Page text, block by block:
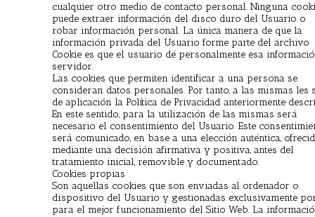
cualquier otro medio de contacto personal. Ninguna
puede extraer información del disco duro del Usuario o
robar información personal. La única manera de que la
información privada del Usuario forme parte del archivo
Cookie es que el usuario dé personalmente esa
servidor.
Las cookies que permiten identificar a una persona se
consideran datos personales. Por tanto, a las mismas les
de aplicación la Política de Privacidad anteriormente
En este sentido, para la utilización de las mismas será
necesario el consentimiento del Usuario. Este
será comunicado, en base a una elección auténtica,
mediante una decisión afirmativa y positiva, antes del
tratamiento inicial, removible y documentado.
Cookies propias
Son aquellas cookies que son enviadas al ordenador o
dispositivo del Usuario y gestionadas exclusivamente
para el mejor funcionamiento del Sitio Web. La